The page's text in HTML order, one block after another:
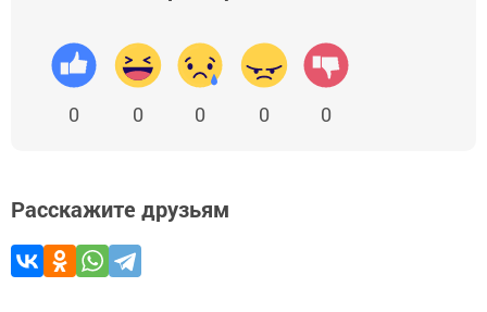
0 0 0 0 0
Расскажите друзьям